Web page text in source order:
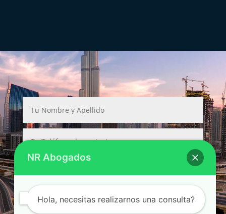
NR Abogados
Hola, necesitas realizarnos una consulta?